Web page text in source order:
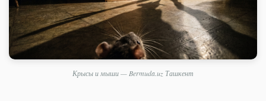
Крысы и мыши — Bermuda.uz Ташкент